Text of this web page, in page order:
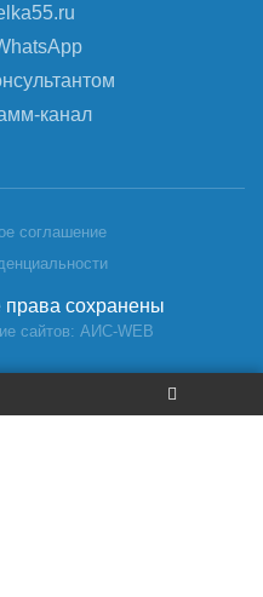
канал
соглашение
сохранены
сайтов: АИС-WEB